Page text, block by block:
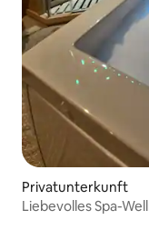
Privatunterkunft
Liebevolles Spa-